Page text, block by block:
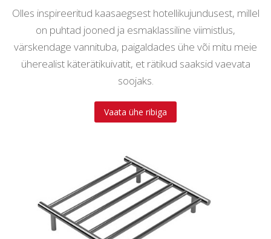
Olles inspireeritud kaasaegsest hotellikujundusest, millel
on puhtad jooned ja esmaklassiline viimistlus,
värskendage vannituba, paigaldades ühe või mitu meie
üherealist käterätikuivatit, et rätikud saaksid vaevata
soojaks.
Vaata ühe ribiga